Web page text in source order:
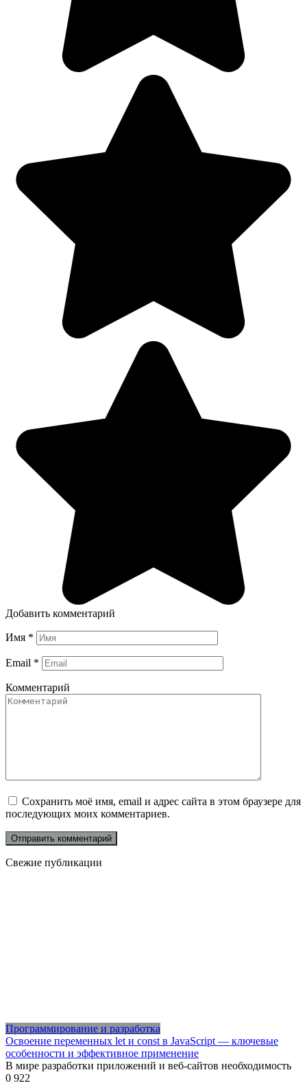
Добавить комментарий
Имя *
Email *
Комментарий
Сохранить моё имя, email и адрес сайта в этом браузере для
последующих моих комментариев.
Свежие публикации
Программирование и разработка
Освоение переменных let и const в JavaScript — ключевые
особенности и эффективное применение
В мире разработки приложений и веб-сайтов необходимость
0 922